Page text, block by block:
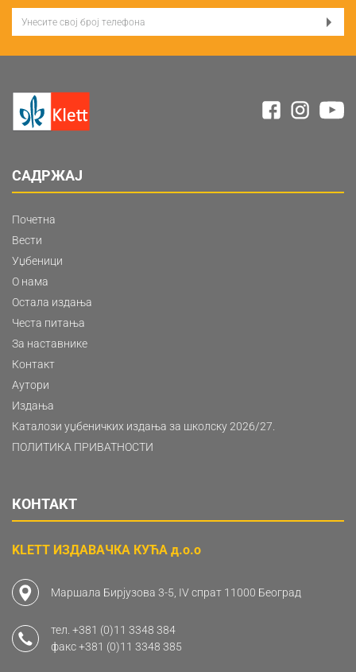
САДРЖАЈ
Почетна
Вести
Уџбеници
О нама
Остала издања
Честа питања
За наставнике
Контакт
Аутори
Издања
Каталози уџбеничких издања за школску 2026/27.
ПОЛИТИКА ПРИВАТНОСТИ
КОНТАКТ
KLETT ИЗДАВАЧКА КУЋА д.о.о
Маршала Бирјузова 3-5, IV спрат 11000 Београд
тел. +381 (0)11 3348 384
факс+381 (0)11 3348 385